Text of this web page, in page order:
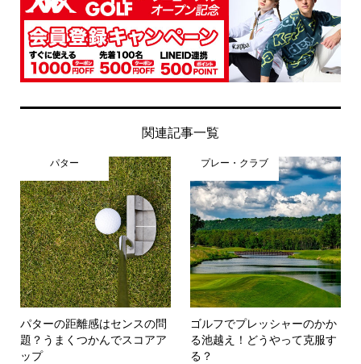
関連記事一覧
パター
パターの距離感はセンスの問
題？うまくつかんでスコアア
ップ
プレー・クラブ
ゴルフでプレッシャーのかか
る池越え！どうやって克服す
る？